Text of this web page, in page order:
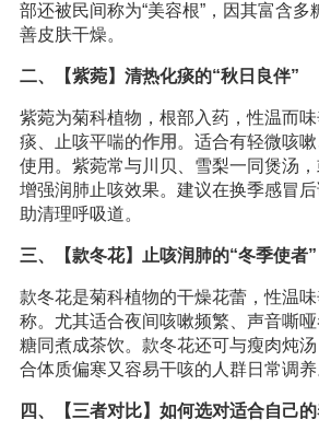
部还被民间称为“美容根”，因其富含多
善皮肤干燥。
二、【紫菀】清热化痰的“秋日良伴”
紫菀为菊科植物，根部入药，性温而
痰、止咳平喘的作用 。适合有轻微咳
使用。紫菀常与川贝、雪梨一同煲汤，
增强润肺止咳效果。建议在换季感冒
助清理呼吸道。
三、【款冬花】止咳润肺的“冬季使者”
款冬花是菊科植物的干燥花蕾，性温
称。尤其适合夜间咳嗽频繁、声音嘶
糖同煮成茶饮。款冬花还可与瘦肉炖汤
合体质偏寒又容易干咳的人群日常调养
四、【三者对比】如何选对适合自己